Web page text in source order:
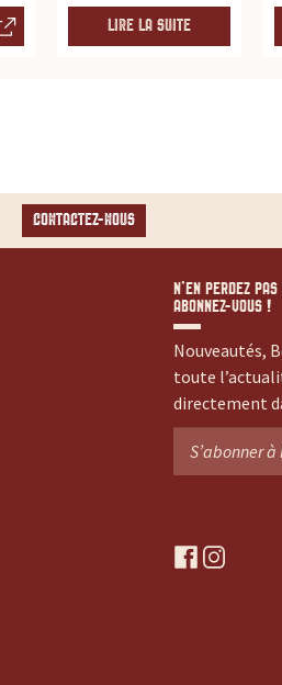
LIRE LA SUITE
CONTACTEZ-NOUS
N’EN PERDEZ
ABONNEZ-VOUS !
Nouveautés,
toute
directement
f